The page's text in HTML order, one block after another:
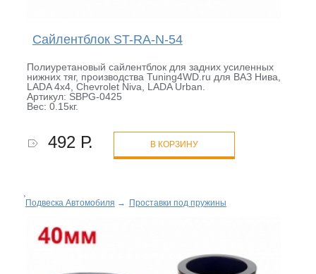
Сайлентблок ST-RA-N-54
Полиуретановый сайлентблок для задних усиленных
нижних тяг, производства Tuning4WD.ru для ВАЗ Нива,
LADA 4x4, Chevrolet Niva, LADA Urban.
Артикул: SBPG-0425
Вес: 0.15кг.
492 Р. В КОРЗИНУ
Подвеска Автомобиля → Проставки под пружины